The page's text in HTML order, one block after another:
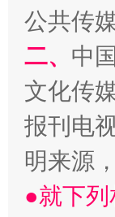
受贿
公共传
二、 中
文化传
报刊电
明来源
●就下